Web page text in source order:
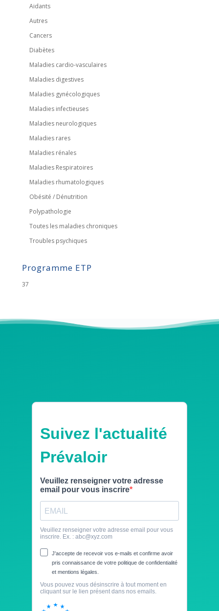
Aidants
Autres
Cancers
Diabètes
Maladies cardio-vasculaires
Maladies digestives
Maladies gynécologiques
Maladies infectieuses
Maladies neurologiques
Maladies rares
Maladies rénales
Maladies Respiratoires
Maladies rhumatologiques
Obésité / Dénutrition
Polypathologie
Toutes les maladies chroniques
Troubles psychiques
Programme ETP
37